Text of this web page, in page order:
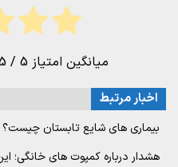
میانگین امتیاز 5 / 5. میانگین امتیازات:
اخبار مرتبط
بیماری های شایع تابستان
هشدار درباره کمپوت های خانگی؛